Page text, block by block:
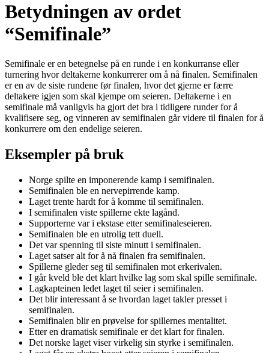
Betydningen av ordet
“Semifinale”
Semifinale er en betegnelse på en runde i en konkurranse eller
turnering hvor deltakerne konkurrerer om å nå finalen. Semifinalen
er en av de siste rundene før finalen, hvor det gjerne er færre
deltakere igjen som skal kjempe om seieren. Deltakerne i en
semifinale må vanligvis ha gjort det bra i tidligere runder for å
kvalifisere seg, og vinneren av semifinalen går videre til finalen for å
konkurrere om den endelige seieren.
Eksempler på bruk
Norge spilte en imponerende kamp i semifinalen.
Semifinalen ble en nervepirrende kamp.
Laget trente hardt for å komme til semifinalen.
I semifinalen viste spillerne ekte lagånd.
Supporterne var i ekstase etter semifinaleseieren.
Semifinalen ble en utrolig tett duell.
Det var spenning til siste minutt i semifinalen.
Laget satser alt for å nå finalen fra semifinalen.
Spillerne gleder seg til semifinalen mot erkerivalen.
I går kveld ble det klart hvilke lag som skal spille semifinale.
Lagkapteinen ledet laget til seier i semifinalen.
Det blir interessant å se hvordan laget takler presset i
semifinalen.
Semifinalen blir en prøvelse for spillernes mentalitet.
Etter en dramatisk semifinale er det klart for finalen.
Det norske laget viser virkelig sin styrke i semifinalen.